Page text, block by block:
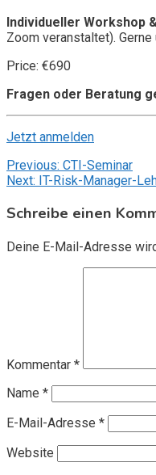
Individueller Workshop
Zoom veranstaltet).
Price: €690
Fragen oder Beratung
Jetzt anmelden
Previous: CTI-Seminar
Next: IT-Risk-Manager-
Schreibe einen
Deine E-Mail-Adresse
Kommentar *
Name *
E-Mail-Adresse *
Website